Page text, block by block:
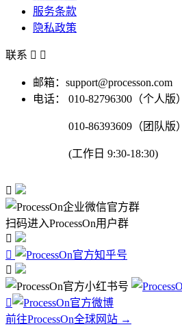
服务条款
隐私政策
联系  
邮箱：support@processon.com
电话：
010-82796300（个人版）
010-86393609（团队版）
(工作日 9:30-18:30)

扫码进入ProcessOn用户群




前往ProcessOn全球网站 →